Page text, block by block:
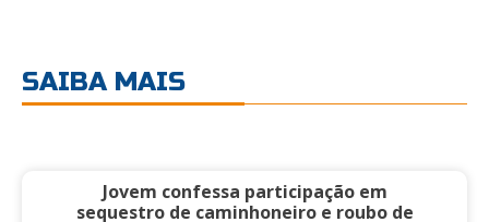
SAIBA MAIS
Jovem confessa participação em
sequestro de caminhoneiro e roubo de